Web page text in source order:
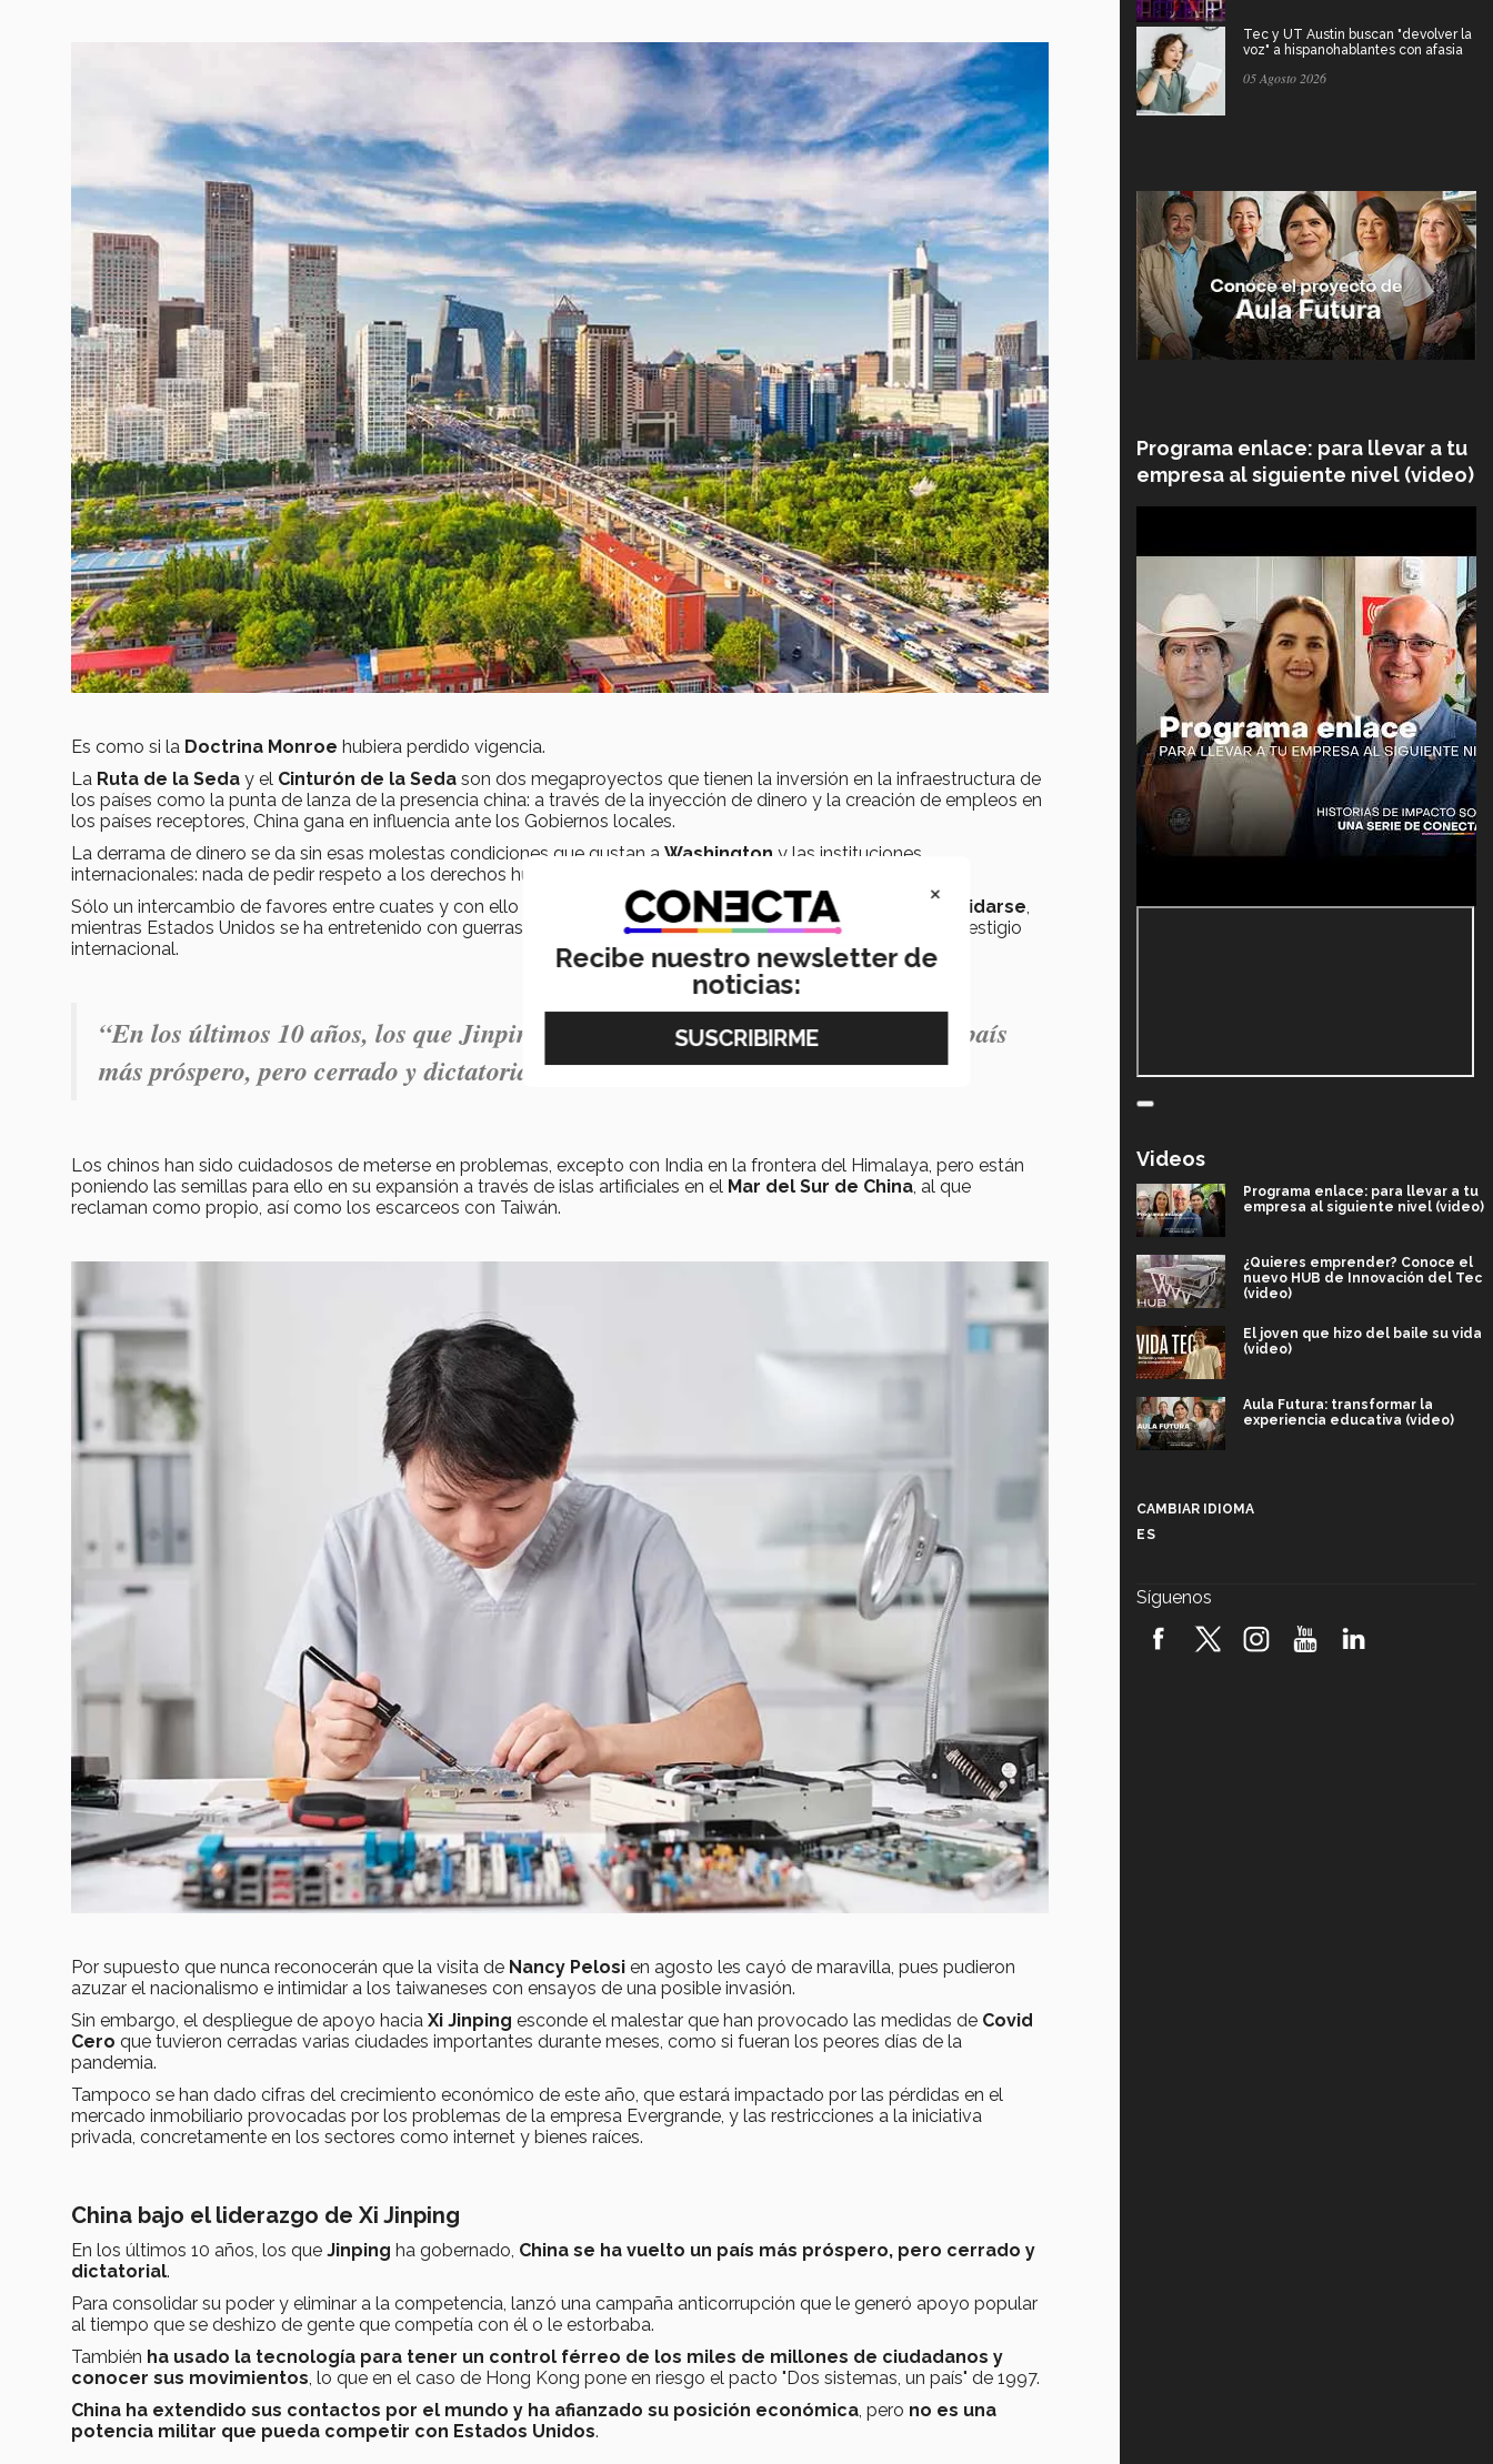
Es como si la Doctrina Monroe hubiera perdido vigencia.
La Ruta de la Seda y el Cinturón de la Seda son dos megaproyectos que tienen la inversión en la infraestructura de
los países como la punta de lanza de la presencia china: a través de la inyección de dinero y la creación de empleos en
los países receptores, China gana en influencia ante los Gobiernos locales.
La derrama de dinero se da sin esas molestas condiciones que gustan a Washington y las instituciones
internacionales: nada de pedir respeto a los derechos humanos, ni democracia.
Sólo un intercambio de favores entre cuates y con ello
China ha creado un plan estratégico para consolidarse,
mientras Estados Unidos se ha entretenido con guerras en Afganistán e Irak que han minado su capital y su prestigio
internacional.
“En los últimos 10 años, los que Jinping ha gobernado, China se ha vuelto un país
más próspero, pero cerrado y dictatorial”
Los chinos han sido cuidadosos de meterse en problemas, excepto con India en la frontera del Himalaya, pero están
poniendo las semillas para ello en su expansión a través de islas artificiales en el Mar del Sur de China, al que
reclaman como propio, así como los escarceos con Taiwán.
Por supuesto que nunca reconocerán que la visita de Nancy Pelosi en agosto les cayó de maravilla, pues pudieron
azuzar el nacionalismo e intimidar a los taiwaneses con ensayos de una posible invasión.
Sin embargo, el despliegue de apoyo hacia Xi Jinping esconde el malestar que han provocado las medidas de Covid
Cero que tuvieron cerradas varias ciudades importantes durante meses, como si fueran los peores días de la
pandemia.
Tampoco se han dado cifras del crecimiento económico de este año, que estará impactado por las pérdidas en el
mercado inmobiliario provocadas por los problemas de la empresa Evergrande, y las restricciones a la iniciativa
privada, concretamente en los sectores como internet y bienes raíces.
China bajo el liderazgo de Xi Jinping
En los últimos 10 años, los que Jinping ha gobernado, China se ha vuelto un país más próspero, pero cerrado y
dictatorial.
Para consolidar su poder y eliminar a la competencia, lanzó una campaña anticorrupción que le generó apoyo popular
al tiempo que se deshizo de gente que competía con él o le estorbaba.
También ha usado la tecnología para tener un control férreo de los miles de millones de ciudadanos y
conocer sus movimientos, lo que en el caso de Hong Kong pone en riesgo el pacto "Dos sistemas, un país" de 1997.
China ha extendido sus contactos por el mundo y ha afianzado su posición económica, pero no es una
potencia militar que pueda competir con Estados Unidos.
Tec y UT Austin buscan "devolver la
voz" a hispanohablantes con afasia
05 Agosto 2026
Programa enlace: para llevar a tu
empresa al siguiente nivel (video)
Videos
Programa enlace: para llevar a tu
empresa al siguiente nivel (video)
¿Quieres emprender? Conoce el
nuevo HUB de Innovación del Tec
(video)
El joven que hizo del baile su vida
(video)
Aula Futura: transformar la
experiencia educativa (video)
robótica FIRST 2026! (video)
CAMBIAR IDIOMA
ES
Síguenos
×
Recibe nuestro newsletter de
noticias: